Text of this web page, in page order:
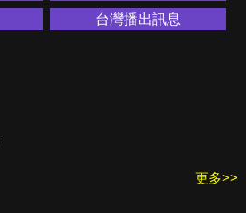
台灣播出訊息
更多>>